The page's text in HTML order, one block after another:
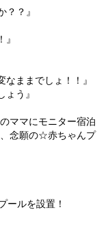
？』
ままでしょ！！』
う』
ママにモニター宿泊
念願の☆赤ちゃんプ
ールを設置！